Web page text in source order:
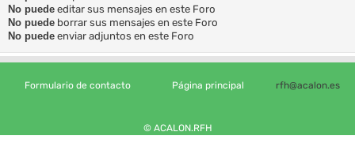
No puede editar sus mensajes en este Foro
No puede borrar sus mensajes en este Foro
No puede enviar adjuntos en este Foro
Formulario de contacto Página principal rfh@acalon.es
© ACALON.RFH